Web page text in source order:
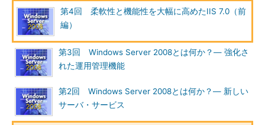
第4回 柔軟性と機能性を大幅に高めたIIS 7.0（前
編）
第3回 Windows Server 2008とは何か？― 強化さ
れた運用管理機能
第2回 Windows Server 2008とは何か？― 新しい
サーバ・サービス